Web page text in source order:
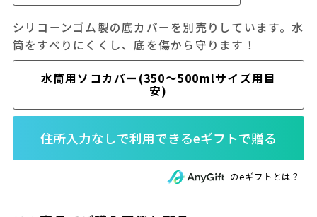
シリコーンゴム製の底カバーを別売りしています。水
筒をすべりにくくし、底を傷から守ります！
水筒用ソコカバー(350～500mlサイズ用目
安)
のeギフトとは？